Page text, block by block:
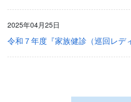
2025年04月25日